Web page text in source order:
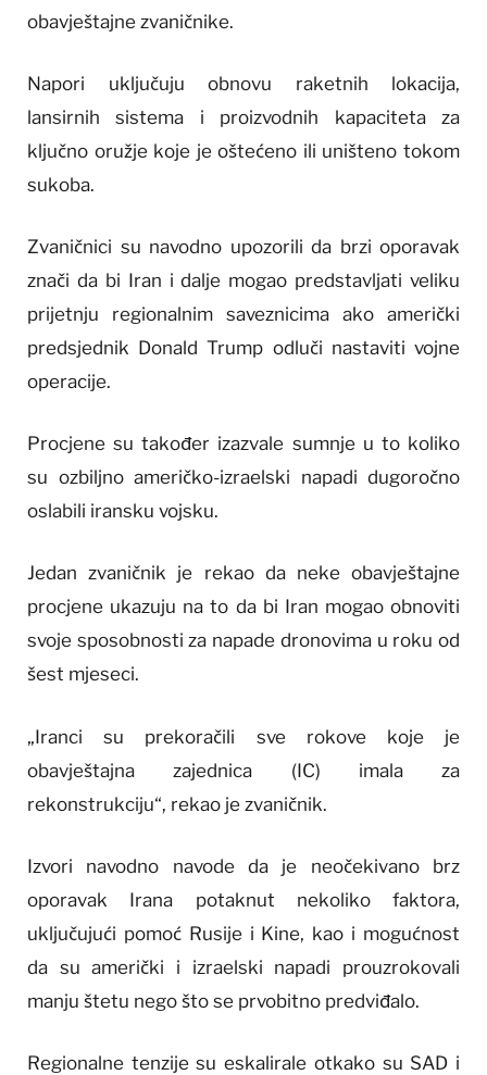
obavještajne zvaničnike.
Napori uključuju obnovu raketnih lokacija,
lansirnih sistema i proizvodnih kapaciteta za
ključno oružje koje je oštećeno ili uništeno tokom
sukoba.
Zvaničnici su navodno upozorili da brzi oporavak
znači da bi Iran i dalje mogao predstavljati veliku
prijetnju regionalnim saveznicima ako američki
predsjednik Donald Trump odluči nastaviti vojne
operacije.
Procjene su također izazvale sumnje u to koliko
su ozbiljno američko-izraelski napadi dugoročno
oslabili iransku vojsku.
Jedan zvaničnik je rekao da neke obavještajne
procjene ukazuju na to da bi Iran mogao obnoviti
svoje sposobnosti za napade dronovima u roku od
šest mjeseci.
„Iranci su prekoračili sve rokove koje je
obavještajna zajednica (IC) imala za
rekonstrukciju“, rekao je zvaničnik.
Izvori navodno navode da je neočekivano brz
oporavak Irana potaknut nekoliko faktora,
uključujući pomoć Rusije i Kine, kao i mogućnost
da su američki i izraelski napadi prouzrokovali
manju štetu nego što se prvobitno predviđalo.
Regionalne tenzije su eskalirale otkako su SAD i